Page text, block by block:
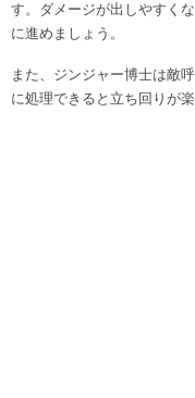
す。ダメージが出しやすく
に進めましょう。
また、ジンジャー博士は敵
に処理できると立ち回りが楽